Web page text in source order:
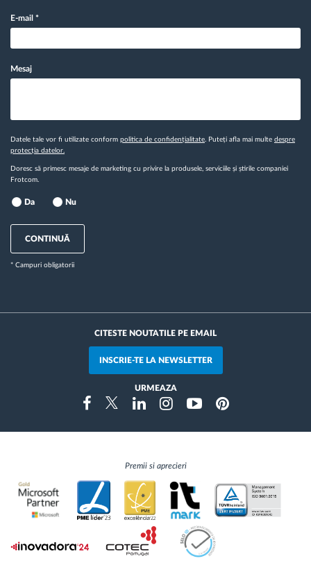
E-mail *
Mesaj
Datele tale vor fi utilizate conform politica de confidențialitate. Puteți afla mai multe despre
protecția datelor.
Doresc să primesc mesaje de marketing cu privire la produsele, serviciile și știrile companiei
Frotcom.
Da Nu
CONTINUĂ
* Campuri obligatorii
CITESTE NOUTATILE PE EMAIL
INSCRIE-TE LA NEWSLETTER
URMEAZA
FacebookTwitterLinkedinInstragramYoutubePinterest
Premii si aprecieri